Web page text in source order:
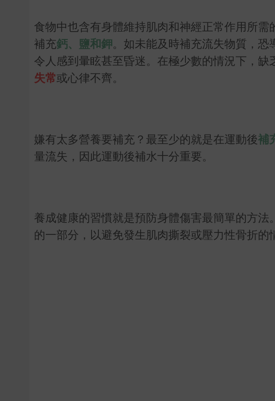
食物中也含有身體維持肌肉和神經正常作用所需
補充鈣、鹽和鉀。如未能及時補充流失物質，恐
令人感到暈眩甚至昏迷。在極少數的情況下，
失常或心律不齊。
嫌有太多營養要補充？最至少的就是在運動後補
量流失，因此運動後補水十分重要。
養成健康的習慣就是預防身體傷害最簡單的方
的一部分，以避免發生肌肉撕裂或壓力性骨折的